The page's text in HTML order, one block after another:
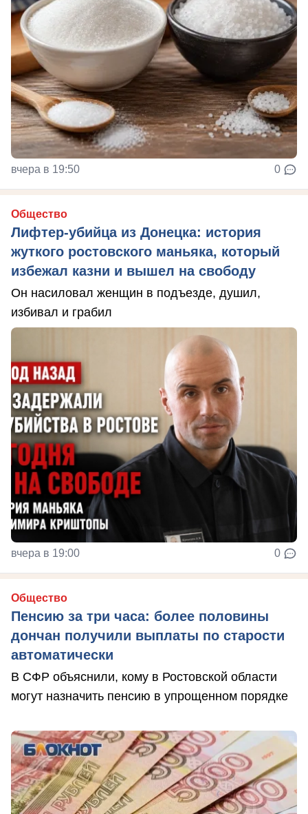
вчера в 19:50 0
Общество
Лифтер-убийца из Донецка: история
жуткого ростовского маньяка, который
избежал казни и вышел на свободу
Он насиловал женщин в подъезде, душил,
избивал и грабил
вчера в 19:00 0
Общество
Пенсию за три часа: более половины
дончан получили выплаты по старости
автоматически
В СФР объяснили, кому в Ростовской области
могут назначить пенсию в упрощенном порядке